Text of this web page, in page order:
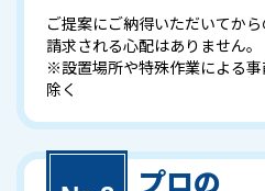
ご提案にご納得いただいてか
請求される心配はありません。
※設置場所や特殊作業による
除く
プロの